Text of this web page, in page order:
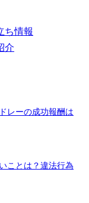
ち情報
介
レーの成功報酬は
ことは？違法行為